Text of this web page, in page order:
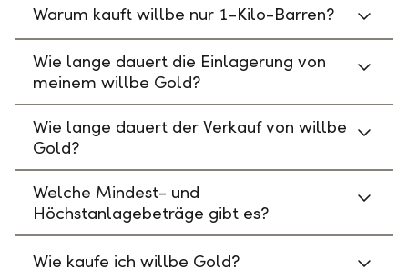
Warum kauft willbe nur 1-Kilo-Barren?
Wie lange dauert die Einlagerung von
meinem willbe Gold?
Wie lange dauert der Verkauf von willbe
Gold?
Welche Mindest- und
Höchstanlagebeträge gibt es?
Wie kaufe ich willbe Gold?